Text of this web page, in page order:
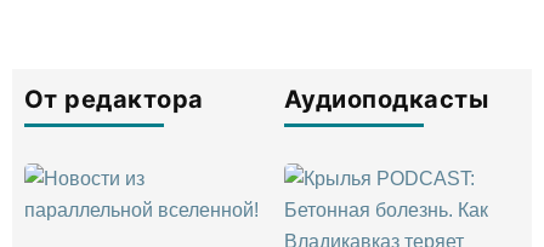
От редактора Аудиоподкасты